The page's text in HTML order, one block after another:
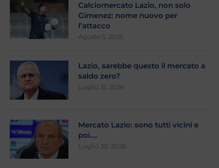
Calciomercato Lazio, non solo
Gimenez: nome nuovo per
l’attacco
Agosto 5, 2026
Lazio, sarebbe questo il mercato a
saldo zero?
Luglio 31, 2026
Mercato Lazio: sono tutti vicini e
poi….
Luglio 30, 2026